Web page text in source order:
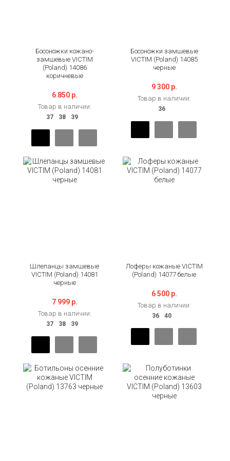
Босоножки кожано-
замшевые VICTIM
(Poland) 14086
коричневые
6 850 р.
Товар в наличии:
Босоножки замшевые
VICTIM (Poland) 14085
черные
9 300 р.
Товар в наличии:
Шлепанцы замшевые
VICTIM (Poland) 14081
черные
7 999 р.
Товар в наличии:
Лоферы кожаные VICTIM
(Poland) 14077 белые
6 500 р.
Товар в наличии: